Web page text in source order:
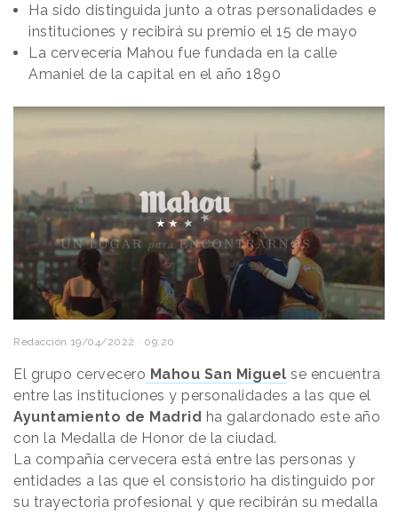
Ha sido distinguida junto a otras personalidades e
instituciones y recibirá su premio el 15 de mayo
La cervecería Mahou fue fundada en la calle
Amaniel de la capital en el año 1890
Redacción 19/04/2022 · 09:20
El grupo cervecero Mahou San Miguel se encuentra
entre las instituciones y personalidades a las que el
Ayuntamiento de Madrid ha galardonado este año
con la Medalla de Honor de la ciudad.
La compañía cervecera está entre las personas y
entidades a las que el consistorio ha distinguido por
su trayectoria profesional y que recibirán su medalla